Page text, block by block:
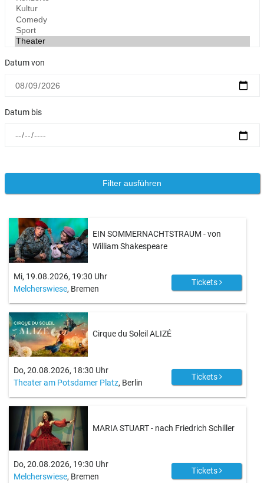
Datum von
Datum bis
EIN SOMMERNACHTSTRAUM - von
William Shakespeare
Mi, 19.08.2026, 19:30 Uhr
Melcherswiese, Bremen
Tickets
Cirque du Soleil ALIZÉ
Do, 20.08.2026, 18:30 Uhr
Theater am Potsdamer Platz, Berlin
Tickets
MARIA STUART - nach Friedrich Schiller
Do, 20.08.2026, 19:30 Uhr
Melcherswiese, Bremen
Tickets